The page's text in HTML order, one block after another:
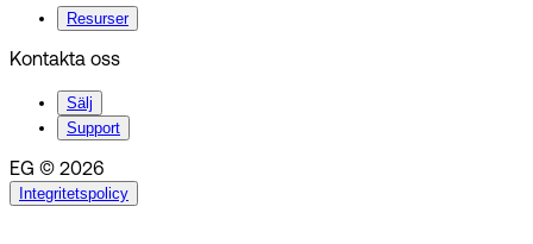
Resurser
Kontakta oss
Sälj
Support
EG © 2026
Integritetspolicy